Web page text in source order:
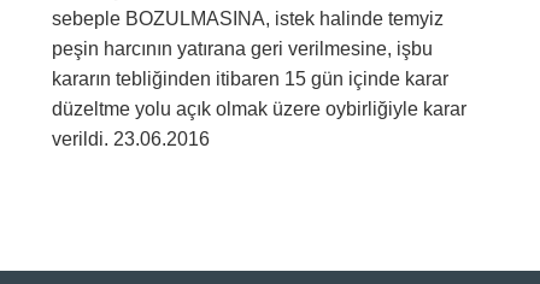
sebeple BOZULMASINA, istek halinde temyiz
peşin harcının yatırana geri verilmesine, işbu
kararın tebliğinden itibaren 15 gün içinde karar
düzeltme yolu açık olmak üzere oybirliğiyle karar
verildi. 23.06.2016